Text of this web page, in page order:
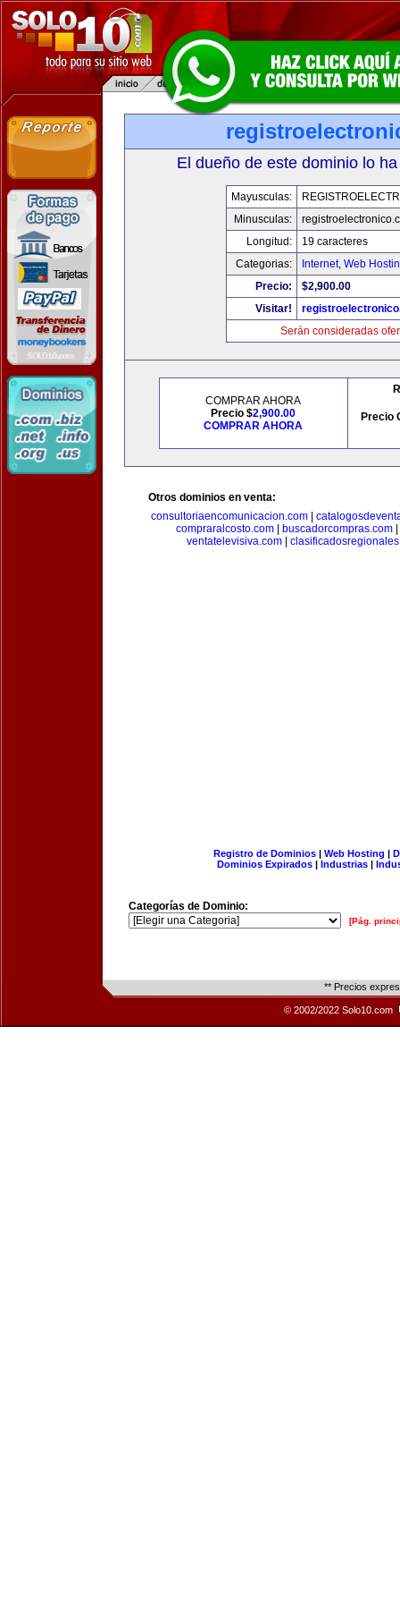
El dueño de este dominio lo
Mayusculas:
Minusculas:
Longitud:
19 caracteres
Categorias:
Internet, Web
Precio:
$2,900.00
Visitar!
Serán consideradas
COMPRAR AHORA
Precio $2,900.00
COMPRAR AHORA
Precio
Otros dominios en venta:
consultoriaencomunicacion.com
compraralcosto.com| buscadorcompras.com|
ventatelevisiva.com
Registro de Dominios| Web Hosting |
Dominios Expirados | Industrias |
Categorías de Dominio:
[Pág.
** Precios
© 2002/2022 Solo10.com